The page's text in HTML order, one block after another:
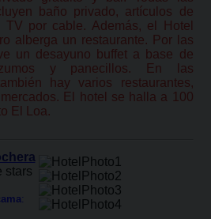
baño privado, artículos de
TV por cable. Además, el Hotel
alberga un restaurante. Por las
un desayuno buffet a base de
y panecillos. En las
hay varios restaurantes,
El hotel se halla a 100
El Loa.
: